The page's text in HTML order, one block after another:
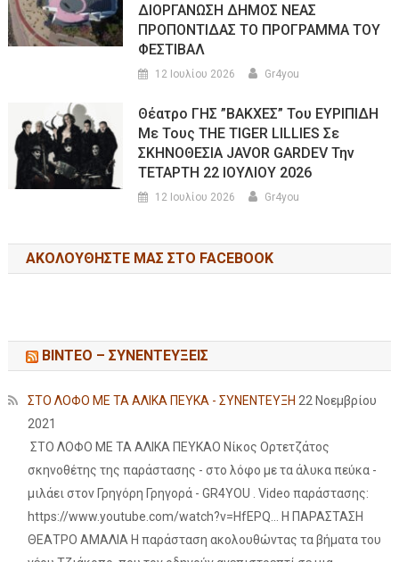
ΔΙΟΡΓΑΝΩΣΗ ΔΗΜΟΣ ΝΕΑΣ
ΠΡΟΠΟΝΤΙΔΑΣ ΤΟ ΠΡΟΓΡΑΜΜΑ ΤΟΥ
ΦΕΣΤΙΒΑΛ
12 Ιουλίου 2026 Gr4you
Θέατρο ΓΗΣ ”ΒΑΚΧΕΣ” Του ΕΥΡΙΠΙΔΗ
Με Τους THE TIGER LILLIES Σε
ΣΚΗΝΟΘΕΣΙΑ JAVOR GARDEV Την
ΤΕΤΑΡΤΗ 22 ΙΟΥΛΙΟΥ 2026
12 Ιουλίου 2026 Gr4you
ΑΚΟΛΟΥΘΉΣΤΕ ΜΑΣ ΣΤΟ FACEBOOK
ΒΙΝΤΕΟ – ΣΥΝΕΝΤΕΥΞΕΙΣ
ΣΤΟ ΛΟΦΟ ΜΕ ΤΑ ΑΛΙΚΑ ΠΕΥΚΑ - ΣΥΝΕΝΤΕΥΞΗ 22 Νοεμβρίου
2021
ΣΤΟ ΛΟΦΟ ΜΕ ΤΑ ΑΛΙΚΑ ΠΕΥΚΑΟ Νίκος Ορτετζάτος
σκηνοθέτης της παράστασης - στο λόφο με τα άλυκα πεύκα -
μιλάει στον Γρηγόρη Γρηγορά - GR4YOU . Video παράστασης:
https://www.youtube.com/watch?v=HfEPQ... Η ΠΑΡΑΣΤΑΣΗ
ΘΕΑΤΡΟ ΑΜΑΛΙΑ Η παράσταση ακολουθώντας τα βήματα του